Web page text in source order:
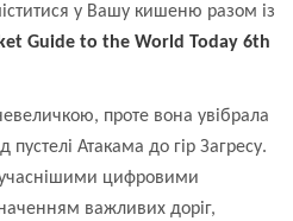
у Вашу кишеню разом із
Guide to the World Today 6th
проте вона увібрала
пустелі Атакама до гір Загресу.
цифровими
важливих доріг,